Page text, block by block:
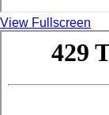
View Fullscreen
Skip